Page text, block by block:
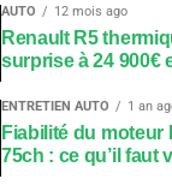
AUTO 12 mois ago
Renault R5
surprise à 24 900€
ENTRETIEN AUTO 1 an
Fiabilité du moteur
75ch : ce qu’il faut